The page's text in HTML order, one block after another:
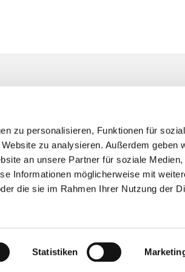
zu personalisieren, Funktionen für
zu analysieren. Außerdem geben
an unsere Partner für soziale Medien,
Informationen möglicherweise mit
die sie im Rahmen Ihrer Nutzung der
Statistiken
0234
persönliches Anliegen, bei der
Taufen, kirchlichen Trauungen
Begleitung in Trauersituationen ...